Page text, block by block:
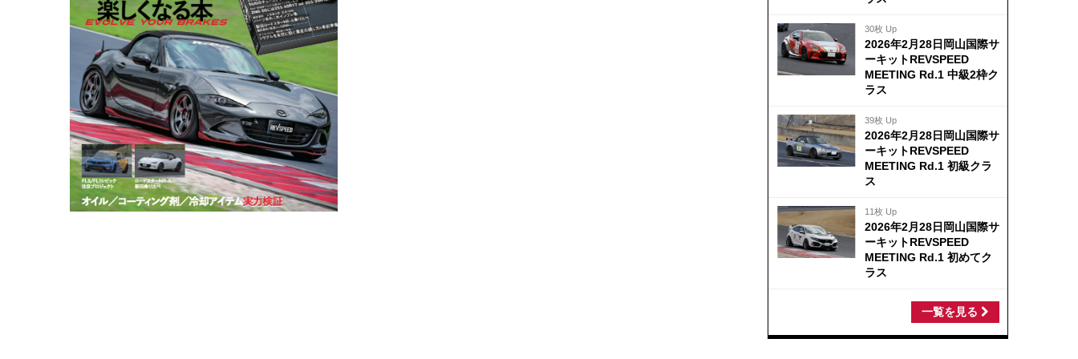
30枚 Up
2026年2月28日岡山国際サ
ーキットREVSPEED
MEETING Rd.1 中級2枠ク
ラス
39枚 Up
2026年2月28日岡山国際サ
ーキットREVSPEED
MEETING Rd.1 初級クラ
ス
11枚 Up
2026年2月28日岡山国際サ
ーキットREVSPEED
MEETING Rd.1 初めてク
ラス
一覧を見る